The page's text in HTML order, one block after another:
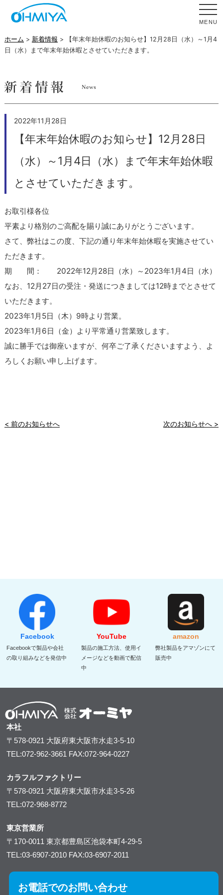
MENU
ホーム > 新着情報 > 【年末年始休暇のお知らせ】12月28日（水）～1月4
日（水）まで年末年始休暇とさせていただきます。
2022年11月28日
【年末年始休暇のお知らせ】12月28日
（水）～1月4日（水）まで年末年始休暇
とさせていただきます。
お取引様各位
平素より格別のご高配を賜り誠にありがとうございます。
さて、弊社はこの度、下記の通り年末年始休暇を実施させてい
ただきます。
期 間： 2022年12月28日（水）～2023年1月4日（水）
なお、12月27日の受注・発送につきましては12時までとさせて
いただきます。
2023年1月5日（木）9時より営業。
2023年1月6日（金）より平常通り営業致します。
誠に勝手では御座いますが、何卒ご了承くださいますよう、よ
ろしくお願い申し上げます。
< 前のお知らせへ 次のお知らせへ >
Facebook
Facebookで製品や会社
の取り組みなどを発信中
YouTube
製品の施工方法、使用イ
メージなどを動画で配信
中
amazon
弊社製品をアマゾンにて
販売中
本社
〒578-0921 大阪府東大阪市水走3-5-10
TEL:072-962-3661 FAX:072-964-0227
カラフルファクトリー
〒578-0921 大阪府東大阪市水走3-5-26
TEL:072-968-8772
東京営業所
〒170-0011東京都豊島区池袋本町4-29-5
TEL:03-6907-2010 FAX:03-6907-2011
お電話でのお問い合わせ